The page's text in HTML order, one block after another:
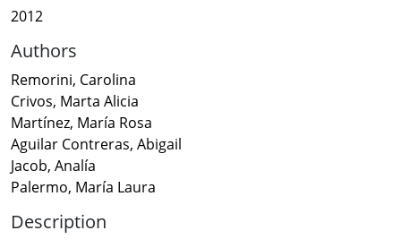
2012
Authors
Remorini, Carolina
Crivos, Marta Alicia
Martínez, María Rosa
Aguilar Contreras, Abigail
Jacob, Analía
Palermo, María Laura
Description